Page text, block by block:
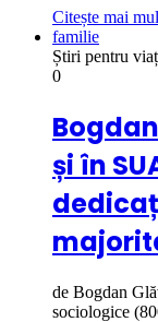
Citește mai
familie
Știri pentru
0
și în
de Bogdan
sociologice